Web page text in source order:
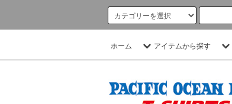
ホーム アイテムから探す